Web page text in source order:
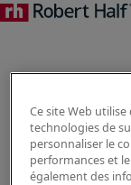
Ce site Web
technologies de
personnaliser le
performances et
également des